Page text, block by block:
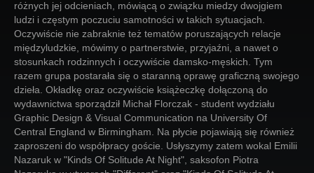
Więcej
Login
różnych jej odcieniach, mówiącą o związku miedzy dwojgiem
ludzi i częstym poczuciu samotności w takich sytuacjach.
Oczywiście nie zabraknie też tematów poruszających relacje
międzyludzkie, mówimy o partnerstwie, przyjaźni, a nawet o
stosunkach rodzinnych i oczywiście damsko-męskich. Tym
razem grupa postarała się o staranną oprawę graficzną swojego
dzieła. Okładkę oraz oczywiście książeczkę dołączoną do
wydawnictwa sporządził Michał Florczak - student wydziału
Graphic Design & Visual Communication na University Of
Central England w Birmingham. Na płycie pojawiają się również
zaproszeni do współpracy goście. Usłyszymy zatem wokal Emilii
Nazaruk w "Kinds Of Solitude At Night", saksofon Piotra